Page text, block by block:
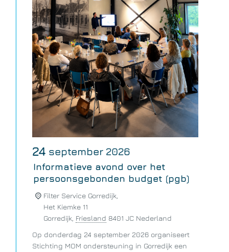
24 september 2026
Informatieve avond over het
persoonsgebonden budget (pgb)
Filter Service Gorredijk,
Het Kiemke 11
Gorredijk Friesland 8401 JC Nederland
Op donderdag 24 september 2026 organiseert
Stichting MOM ondersteuning in Gorredijk een